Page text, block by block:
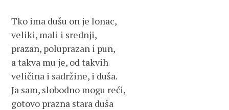
Tko ima dušu on je lonac,
veliki, mali i srednji,
prazan, poluprazan i pun,
a takva mu je, od takvih
veličina i sadržine, i duša.
Ja sam, slobodno mogu reći,
gotovo prazna stara duša